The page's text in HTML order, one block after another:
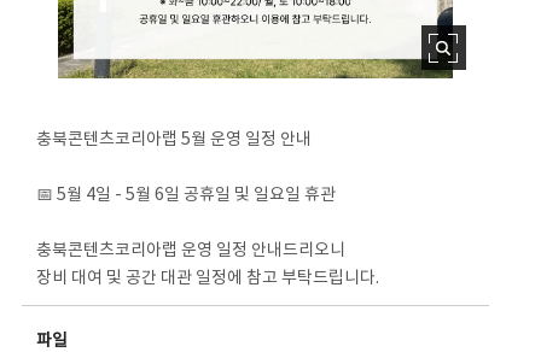
충북콘텐츠코리아랩 5월 운영 일정 안내
📅 5월 4일 - 5월 6일 공휴일 및 일요일 휴관
충북콘텐츠코리아랩 운영 일정 안내드리오니
장비 대여 및 공간 대관 일정에 참고 부탁드립니다.
파일